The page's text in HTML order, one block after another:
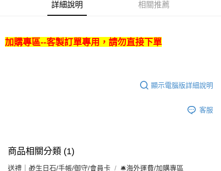
運送方式
郵局幫你送（離島）
詳細說明 相關推薦
加購專區--客製訂單專用，請勿直接下單
顯示電腦版詳細說明
客服
商品相關分類 (1)
送禮｜🎁生日石/手帳/御守/會員卡 🛎️海外運費/加購專區